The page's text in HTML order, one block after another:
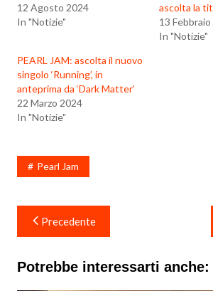
12 Agosto 2024
In "Notizie"
ascolta la
13
In "Notizie"
PEARL JAM: ascolta il nuovo
singolo ‘Running’, in
anteprima da ‘Dark Matter’
22 Marzo 2024
In "Notizie"
Pearl Jam
Navigazione
articoli
Precedente
Potrebbe interessarti anche: